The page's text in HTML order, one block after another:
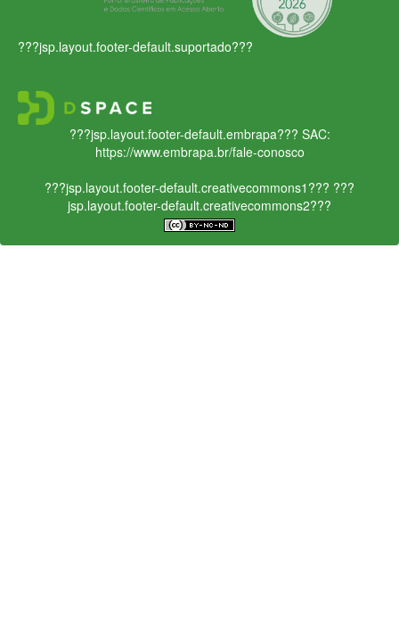
???jsp.layout.footer-default.suportado???
???jsp.layout.footer-default.embrapa??? SAC:
https://www.embrapa.br/fale-conosco
???jsp.layout.footer-default.creativecommons1??? ???
jsp.layout.footer-default.creativecommons2???